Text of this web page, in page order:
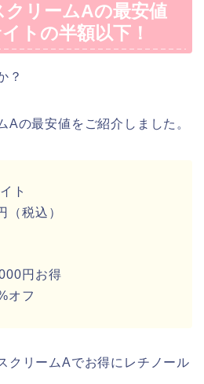
リームAの最安値
トの半額以下！
？
Aの最安値をご紹介しました。
ト
（税込）
円お得
オフ
クリームAでお得にレチノール